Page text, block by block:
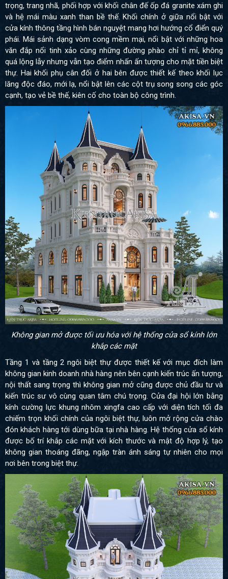
trọng, trang nhã, phối hợp với khối chân đế ốp đá granite xám ghi
và hệ mái màu xanh than bề thế. Khối chính ở giữa nổi bật với
cửa kính thông tầng hình bán nguyệt mang hơi hướng cổ điển quý
phái. Mái sảnh dạng vòm cong mềm mại, nổi bật với những hoa
văn đắp nổi tinh xảo cùng những đường phào chỉ tỉ mỉ, không
quá lộng lẫy nhưng vẫn tạo điểm nhấn ấn tượng cho mặt tiền biệt
thự. Hai khối phụ cân đối ở hai bên được thiết kế theo khối lục
lăng độc đáo, mới lạ, nổi bật lên các cột trụ song song các góc
cạnh, tạo vẻ bề thế, kiên cố cho toàn bộ công trình.
Không gian mở được tối ưu hóa với hệ thống cửa sổ kính lớn
khắp các mặt
Tầng 1 và tầng 2 ngôi biệt thự được thiết kế với mục đích làm
không gian kinh doanh nhà hàng nên bên cạnh kiến trúc ấn tượng,
nội thất sang trọng thì không gian mở cũng được chủ đầu tư và
kiến trúc sư vô cùng quan tâm chú trọng. Cửa đại hội lớn bằng
kính cường lực khung nhôm xingfa cao cấp với diện tích tối đa
chiếm trọn khối chính của ngôi biệt thự, luôn mở rộng cửa chào
đón khách hàng tới dùng bữa tại nhà hàng. Hệ thống cửa sổ kính
được bố trí khắp các mặt với kích thước và mật độ hợp lý, tạo
không gian thoáng đãng, ngập tràn ánh sáng tự nhiên cho mọi
nơi bên trong biệt thự.